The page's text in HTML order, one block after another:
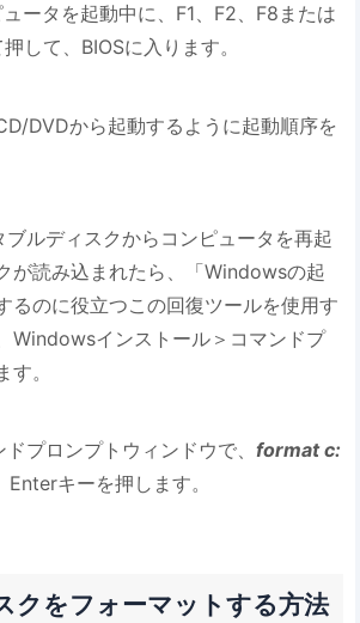
ュータを起動中に、F1、F2、F8または
して、BIOSに入ります。
DVDから起動するように起動順序を
ブルディスクからコンピュータを再起
が読み込まれたら、「Windowsの起
るのに役立つこの回復ツールを使用す
Windowsインストール＞コマンドプ
。
ドプロンプトウィンドウで、format c:
Enterキーを押します。
クをフォーマットする方法